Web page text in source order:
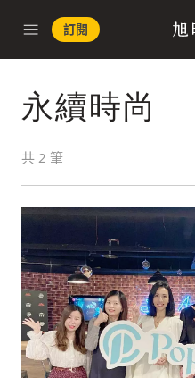
訂閱
永續時尚
共 2 筆